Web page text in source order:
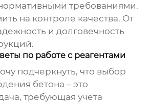
требованиями.
на контроле качества. От
и долговечность
по работе с реагентами
подчеркнуть, что выбор
бетона – это
требующая учета